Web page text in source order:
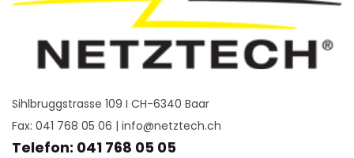
Sihlbruggstrasse 109 I CH-6340 Baar
Fax: 041 768 05 06 | info@netztech.ch
Telefon: 041 768 05 05